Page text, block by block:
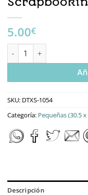
5.00€
DTXS-1054 Tela Para
SKU: DTXS-1054
Categoría: Pequeñas (30.5 x
Descripción